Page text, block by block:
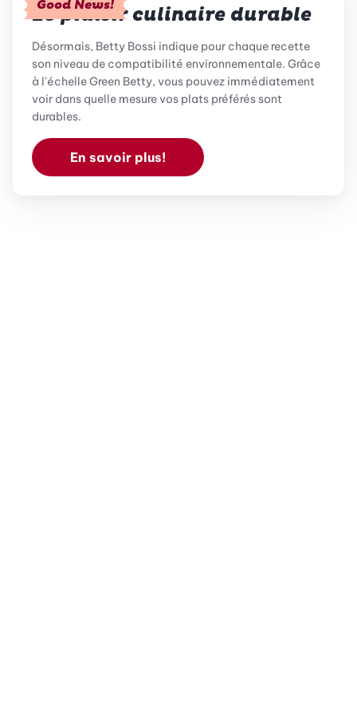
Good News!
Le plaisir culinaire durable
Désormais, Betty Bossi indique pour chaque recette
son niveau de compatibilité environnementale. Grâce
à l'échelle Green Betty, vous pouvez immédiatement
voir dans quelle mesure vos plats préférés sont
durables.
En savoir plus!